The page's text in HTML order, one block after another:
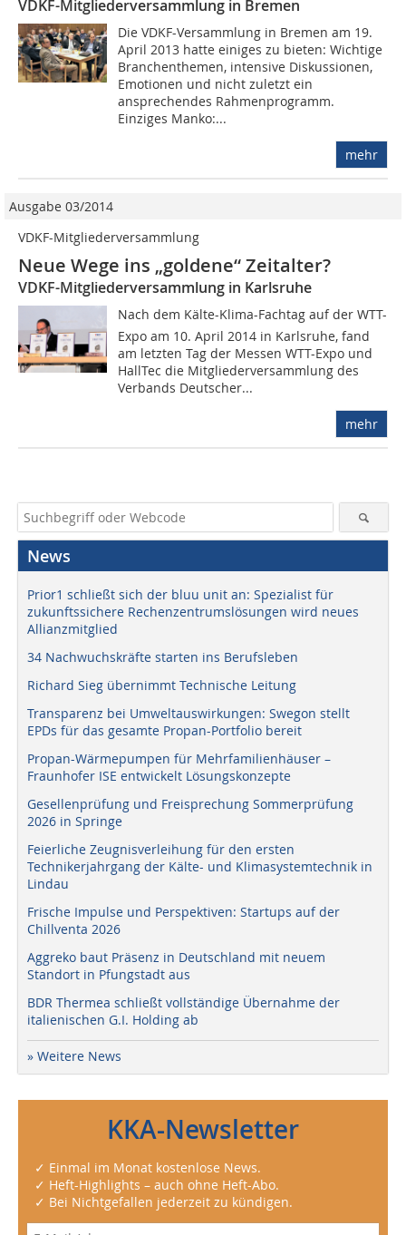
VDKF-Mitgliederversammlung in Bremen
Die VDKF-Versammlung in Bremen am 19.
April 2013 hatte einiges zu bieten: Wichtige
Branchenthemen, intensive Diskussionen,
Emotionen und nicht zuletzt ein
ansprechendes Rahmenprogramm.
Einziges Manko:...
mehr
Ausgabe 03/2014
VDKF-Mitgliederversammlung
Neue Wege ins „goldene“ Zeitalter?
VDKF-Mitgliederversammlung in Karlsruhe
Nach dem Kälte-Klima-Fachtag auf der WTT-
Expo am 10. April 2014 in Karlsruhe, fand
am letzten Tag der Messen WTT-Expo und
HallTec die Mitgliederversammlung des
Verbands Deutscher...
mehr
News
Prior1 schließt sich der bluu unit an: Spezialist für
zukunftssichere Rechenzentrumslösungen wird neues
Allianzmitglied
34 Nachwuchskräfte starten ins Berufsleben
Richard Sieg übernimmt Technische Leitung
Transparenz bei Umweltauswirkungen: Swegon stellt
EPDs für das gesamte Propan-Portfolio bereit
Propan-Wärmepumpen für Mehrfamilienhäuser –
Fraunhofer ISE entwickelt Lösungskonzepte
Gesellenprüfung und Freisprechung Sommerprüfung
2026 in Springe
Feierliche Zeugnisverleihung für den ersten
Technikerjahrgang der Kälte- und Klimasystemtechnik in
Lindau
Frische Impulse und Perspektiven: Startups auf der
Chillventa 2026
Aggreko baut Präsenz in Deutschland mit neuem
Standort in Pfungstadt aus
BDR Thermea schließt vollständige Übernahme der
italienischen G.I. Holding ab
» Weitere News
KKA-Newsletter
✓ Einmal im Monat kostenlose News.
✓ Heft-Highlights – auch ohne Heft-Abo.
✓ Bei Nichtgefallen jederzeit zu kündigen.